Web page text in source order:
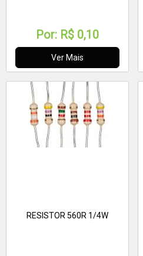
Por: R$ 0,10
Ver Mais
RESISTOR 560R 1/4W